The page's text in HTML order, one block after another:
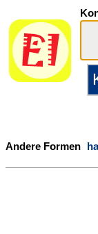
Andere Formen